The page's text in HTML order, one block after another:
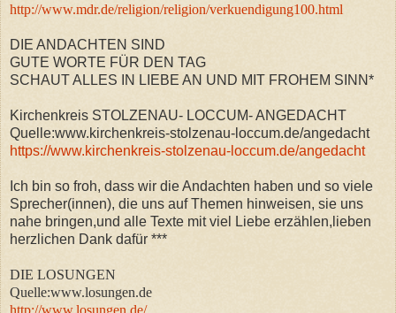
http://www.mdr.de/religion/religion/verkuendigung100.html
DIE ANDACHTEN SIND
GUTE WORTE FÜR DEN TAG
SCHAUT ALLES IN LIEBE AN UND MIT FROHEM SINN*
Kirchenkreis STOLZENAU- LOCCUM- ANGEDACHT
Quelle:www.kirchenkreis-stolzenau-loccum.de/angedacht
https://www.kirchenkreis-stolzenau-loccum.de/angedacht
Ich bin so froh, dass wir die Andachten haben und so viele
Sprecher(innen), die uns auf Themen hinweisen, sie uns
nahe bringen,und alle Texte mit viel Liebe erzählen,lieben
herzlichen Dank dafür ***
DIE LOSUNGEN
Quelle:www.losungen.de
http://www.losungen.de/